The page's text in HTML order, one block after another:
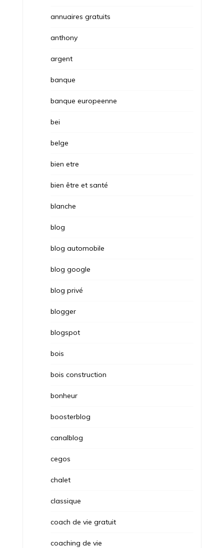
annuaires gratuits
anthony
argent
banque
banque europeenne
bei
belge
bien etre
bien être et santé
blanche
blog
blog automobile
blog google
blog privé
blogger
blogspot
bois
bois construction
bonheur
boosterblog
canalblog
cegos
chalet
classique
coach de vie gratuit
coaching de vie